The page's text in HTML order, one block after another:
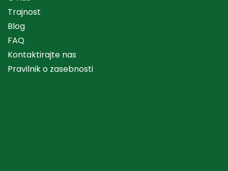
Trajnost
Blog
FAQ
Kontaktirajte nas
Pravilnik o zasebnosti